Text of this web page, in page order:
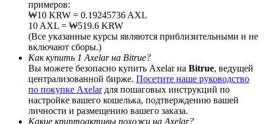
Deposit CASHCAT & Win
Share 500000 CASHCAT prize pool
примеров:
₩10 KRW = 0.19245736 AXL
10 AXL = ₩519.6 KRW
(Все указанные курсы являются приблизительными и не
включают сборы.)
Как купить 1 Axelar на Bitrue?
Вы можете безопасно купить Axelar на Bitrue, ведущей
централизованной бирже. Посетите наше руководство
по покупке Axelarдля пошаговых инструкций по
настройке вашего кошелька, подтверждению вашей
личности и размещению вашего заказа.
Какие криптоактивы похожи на Axelar?